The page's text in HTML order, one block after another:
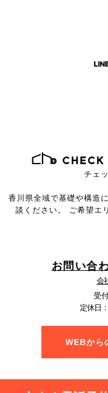
チェ
香川県全域で基礎や構造
談ください。
ご希望エ
お問い合
会
受
定休日
WEBから